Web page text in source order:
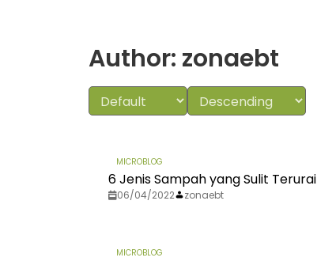
Author: zonaebt
MICROBLOG
6 Jenis Sampah yang Sulit Terurai
06/04/2022 zonaebt
MICROBLOG